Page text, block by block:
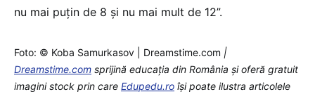
nu mai puțin de 8 și nu mai mult de 12”.
Foto: © Koba Samurkasov | Dreamstime.com |
Dreamstime.com sprijină educaţia din România şi oferă gratuit
imagini stock prin care Edupedu.ro îşi poate ilustra articolele